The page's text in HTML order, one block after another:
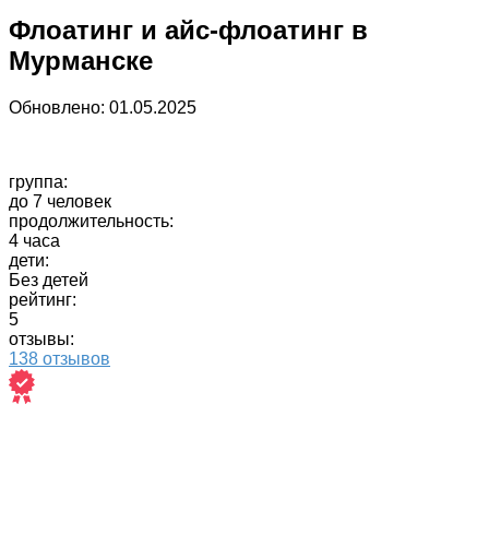
Флоатинг и айс-флоатинг в
Мурманске
Обновлено: 01.05.2025
группа:
до 7 человек
продолжительность:
4 часа
дети:
Без детей
рейтинг:
5
отзывы:
138 отзывов